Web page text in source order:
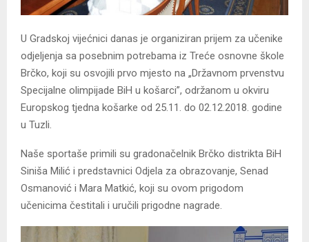
U Gradskoj vijećnici danas je organiziran prijem za učenike
odjeljenja sa posebnim potrebama iz Treće osnovne škole
Brčko, koji su osvojili prvo mjesto na „Državnom prvenstvu
Specijalne olimpijade BiH u košarci”, održanom u okviru
Europskog tjedna košarke od 25.11. do 02.12.2018. godine
u Tuzli.
Naše sportaše primili su gradonačelnik Brčko distrikta BiH
Siniša Milić i predstavnici Odjela za obrazovanje, Senad
Osmanović i Mara Matkić, koji su ovom prigodom
učenicima čestitali i uručili prigodne nagrade.